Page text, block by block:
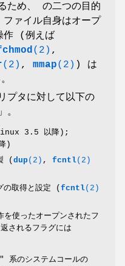
ため、 の二つの目的
ァイル自身はオープ
作 (例えば
(2) ,
(2) , mmap(2) ) は
プタに対して以下の
。
3.5 以降);
)
(dup(2) , fcntl(2)
の取得と設定 (fcntl(2)
を使ったオープンされたフ
されるフラグには
のシステムコールの